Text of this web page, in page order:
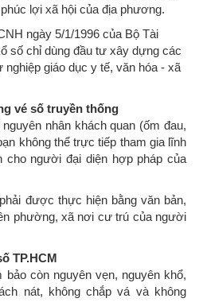
lợi xã hội của địa phương.
ngày 5/1/1996 của Bộ Tài
số chỉ dùng đầu tư xây dựng các
giáo dục y tế, văn hóa - xã
vé số truyền thống
nhân khách quan (ốm đau,
không thể trực tiếp tham gia lĩnh
người đại diện hợp pháp của
được thực hiện bằng văn bản,
phường, xã nơi cư trú của người
TP.HCM
còn nguyên vẹn, nguyên khổ,
nát, không chắp vá và không